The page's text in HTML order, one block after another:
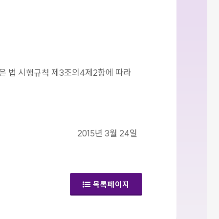
법 시행규칙 제3조의4제2항에 따라
2015년 3월 24일
목록페이지